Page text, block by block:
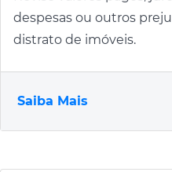
despesas ou outros
distrato de imóveis.
Saiba Mais